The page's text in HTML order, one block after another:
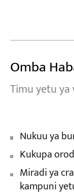
Omba
Timu yetu
Nukuu ya
Kukupa
Miradi ya
kampuni